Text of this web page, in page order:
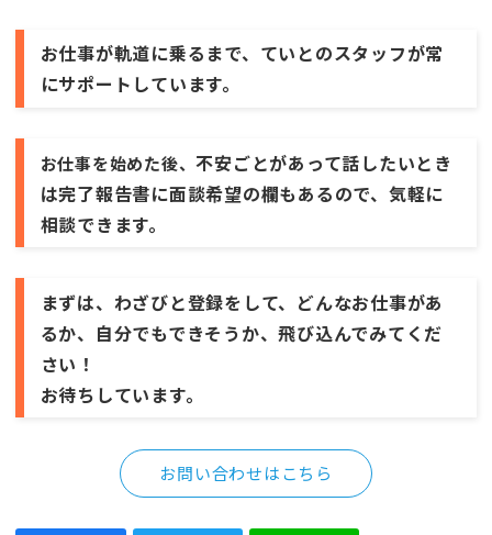
お仕事が軌道に乗るまで、ていとのスタッフが常
にサポートしています。
お仕事を始めた後、不安ごとがあって話したいとき
は完了報告書に面談希望の欄もあるので、気軽に
相談できます。
まずは、わざびと登録をして、どんなお仕事があ
るか、自分でもできそうか、飛び込んでみてくだ
さい！
お待ちしています。
お問い合わせはこちら